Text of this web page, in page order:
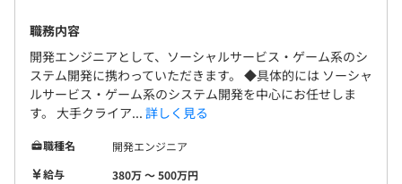
職務内容
開発エンジニアとして、ソーシャルサービス・ゲーム系のシ
ステム開発に携わっていただきます。 ◆具体的には ソーシャ
ルサービス・ゲーム系のシステム開発を中心にお任せしま
す。 大手クライア... 詳しく見る
職種名
開発エンジニア
給与
380万 〜 500万円